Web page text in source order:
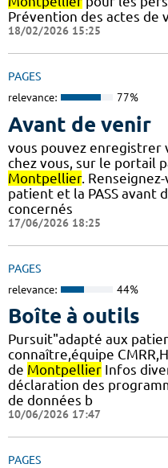
Prévention des actes de
18/02/2026 15:25
PAGES
relevance: 77%
Avant de venir
vous pouvez enregistrer
chez vous, sur le portail
Montpellier.
patient et la PASS avant
concernés
17/06/2026 18:25
PAGES
relevance: 44%
Boîte à outils
Pursuit"adapté aux
connaître,équipe
de Montpellier Infos
déclaration des
de données b
10/06/2026 17:47
PAGES